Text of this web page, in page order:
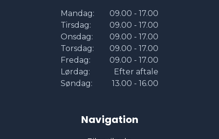
Mandag:
09.00 - 17.00
Tirsdag:
09.00 - 17.00
Onsdag:
09.00 - 17.00
Torsdag:
09.00 - 17.00
Fredag:
09.00 - 17.00
Lørdag:
Efter aftale
Søndag:
13.00 - 16.00
Navigation